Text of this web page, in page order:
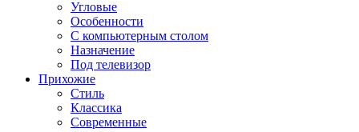
Угловые
Особенности
С компьютерным столом
Назначение
Под телевизор
Прихожие
Стиль
Классика
Современные